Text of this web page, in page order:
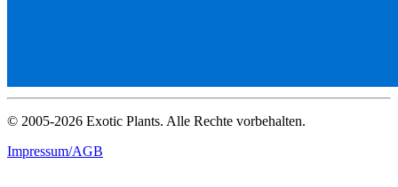
© 2005-2026 Exotic Plants. Alle Rechte vorbehalten.
Impressum/AGB